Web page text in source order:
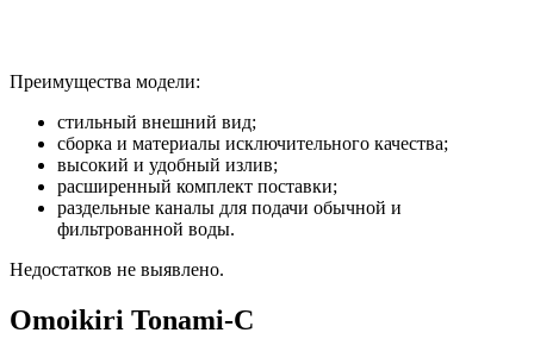
Преимущества модели:
стильный внешний вид;
сборка и материалы исключительного качества;
высокий и удобный излив;
расширенный комплект поставки;
раздельные каналы для подачи обычной и
фильтрованной воды.
Недостатков не выявлено.
Omoikiri Tonami-C